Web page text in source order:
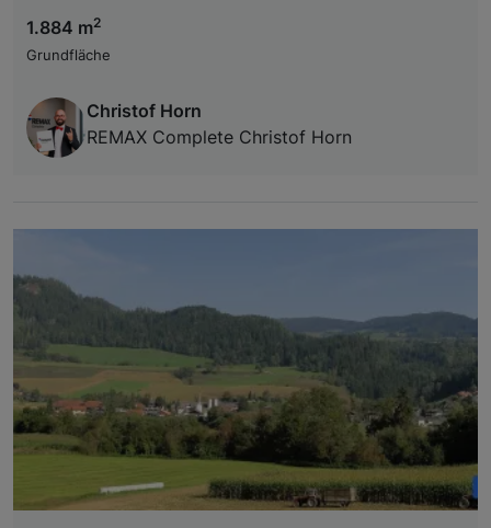
1.884 m2
Grundfläche
Christof Horn
REMAX Complete Christof Horn